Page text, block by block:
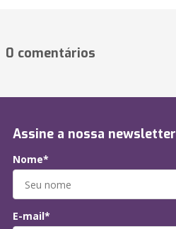
0 comentários
Assine a nossa newsletter
Nome*
E-mail*